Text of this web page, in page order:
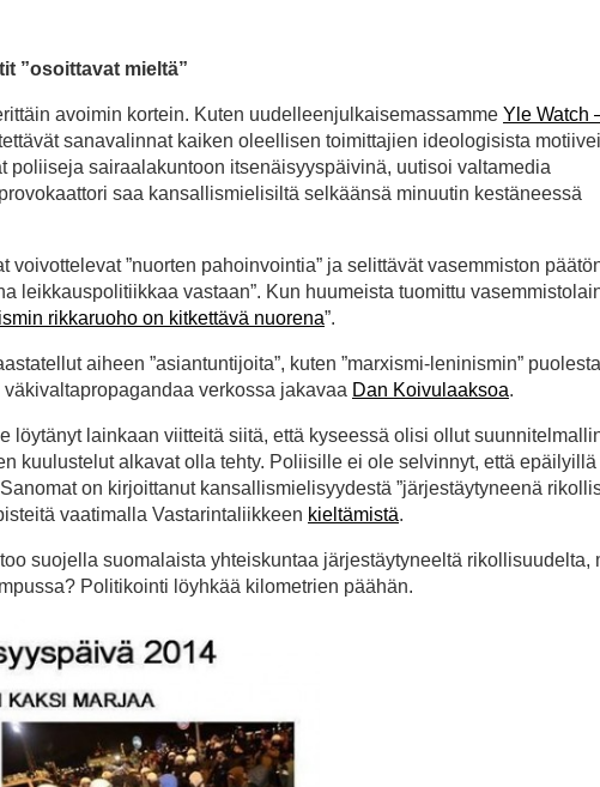
”osoittavat mieltä”
avoimin kortein. Kuten uudelleenjulkaisemassamme Yle Watch
sanavalinnat kaiken oleellisen toimittajien ideologisista
poliiseja sairaalakuntoon itsenäisyyspäivinä, uutisoi valtamedia
saa kansallismielisiltä selkäänsä minuutin kestäneessä
voivottelevat ”nuorten pahoinvointia” ja selittävät vasemmiston
leikkauspolitiikkaa vastaan”. Kun huumeista tuomittu
rikkaruoho on kitkettävä nuorena”.
aiheen ”asiantuntijoita”, kuten ”marxismi-leninismin” puolesta
verkossa jakavaa Dan Koivulaaksoa.
löytänyt lainkaan viitteitä siitä, että kyseessä olisi ollut
kuulustelut alkavat olla tehty. Poliisille ei ole selvinnyt, että
on kirjoittanut kansallismielisyydestä ”järjestäytyneenä
vaatimalla Vastarintaliikkeen kieltämistä.
suojella suomalaista yhteiskuntaa järjestäytyneeltä rikollisuudelta,
Politikointi löyhkää kilometrien päähän.